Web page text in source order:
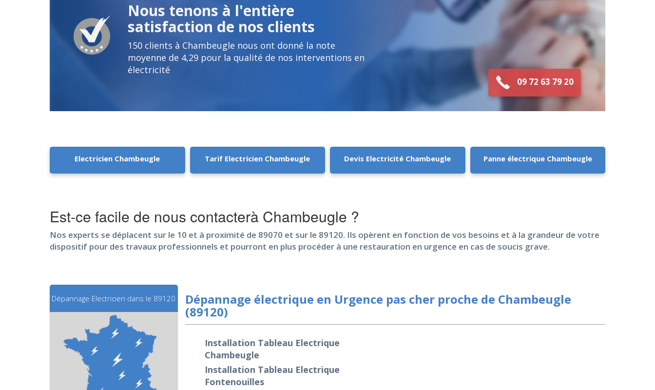
Nous tenons à l'entière
satisfaction de nos clients
150 clients à Chambeugle nous ont donné la note
moyenne de 4,29 pour la qualité de nos interventions en
électricité
09 72 63 79 20
Electricien Chambeugle Tarif Electricien Chambeugle Devis Electricité Chambeugle Panne électrique Chambeugle
Est-ce facile de nous contacterà Chambeugle ?
Nos experts se déplacent sur le 10 et à proximité de 89070 et sur le 89120. Ils opèrent en fonction de vos besoins et à la grandeur de votre
dispositif pour des travaux professionnels et pourront en plus procéder à une restauration en urgence en cas de soucis grave.
Dépannage Electricien dans le 89120 Dépannage électrique en Urgence pas cher proche de Chambeugle
(89120)
Installation Tableau Electrique
Chambeugle
Installation Tableau Electrique
Fontenouilles